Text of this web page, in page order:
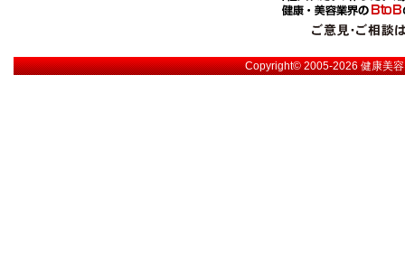
Copyright© 2005-2026健康美